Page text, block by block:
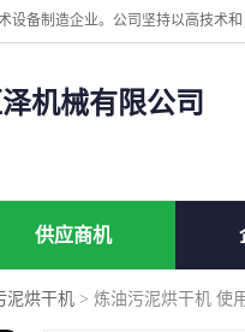
机械有限公司
供应商机
泥烘干机 > 炼油污泥烘干机 使